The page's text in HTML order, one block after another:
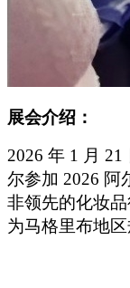
展会介绍：
2026 年 1 月 21
尔参加 2026 阿
非领先的化妆
为马格里布地区